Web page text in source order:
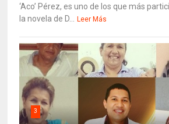
‘Aco’ Pérez, es uno de los que más
la novela de D... Leer Más
3